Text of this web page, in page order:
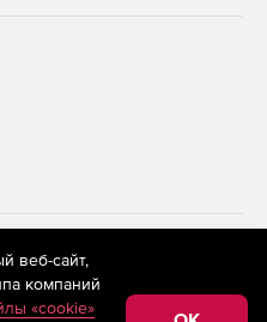
применяются
(информационные технологии
основе сбора,
относящихся к
веб-сайт,
компаний
«cookie»